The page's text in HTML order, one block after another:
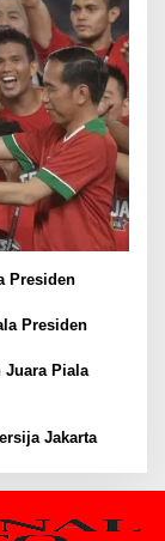
Presiden
Presiden
Juara Piala
Jakarta